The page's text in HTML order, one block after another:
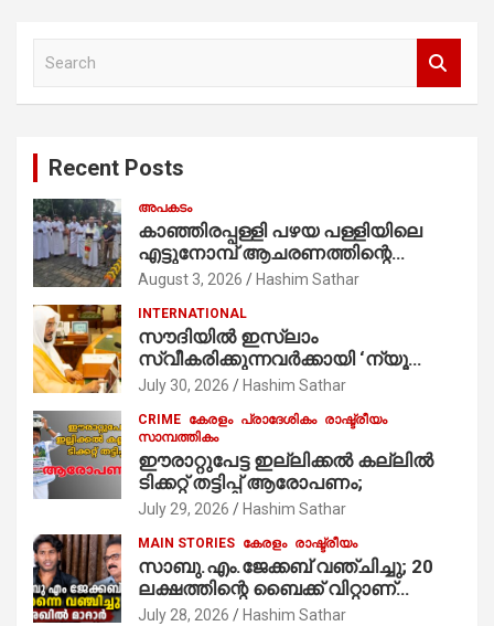
Recent Posts
അപകടം
കാഞ്ഞിരപ്പള്ളി പഴയ പള്ളിയിലെ
എട്ടുനോമ്പ് ആചരണത്തിന്റെ
ഭാഗമായുള്ള പന്തലിന്റെ കാൽനാട്ട്
കുര്യൻ താമരശ്ശേരി
നിർവഹിക്കുന്നു.
August 3, 2026 Hashim Sathar
INTERNATIONAL
സൗദിയില്‍ ഇസ്‌ലാം
സ്വീകരിക്കുന്നവര്‍ക്കായി ‘ന്യൂ
മുസ്ലിം’ ഡിജിറ്റല്‍ കാര്‍ഡ് സേവനം
July 30, 2026 Hashim Sathar
CRIME കേരളം പ്രാദേശികം രാഷ്ട്രീയം
സാമ്പത്തികം
ഈരാറ്റുപേട്ട ഇല്ലിക്കൽ കല്ലിൽ
ടിക്കറ്റ് തട്ടിപ്പ് ആരോപണം;
July 29, 2026 Hashim Sathar
MAIN STORIES കേരളം രാഷ്ട്രീയം
സാബു.എം.ജേക്കബ് വഞ്ചിച്ചു; 20
ലക്ഷത്തിന്റെ ബൈക്ക് വിറ്റാണ്
തൃക്കാക്കരയില്‍ മത്സരിച്ചത്!
July 28, 2026 Hashim Sathar